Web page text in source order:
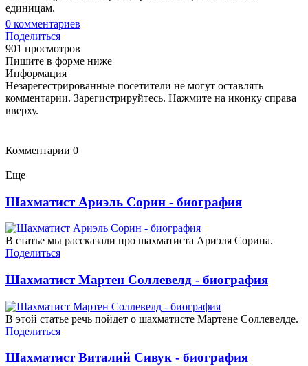
единицам.
0 комментариев
Поделиться
901 просмотров
Пишите в форме ниже
Информация
Незарегестрированные посетители не могут оставлять
комментарии. Зарегистрируйтесь. Нажмите на иконку справа
вверху.
Комментарии 0
Еще
Шахматист Ариэль Сорин - биография
В статье мы рассказали про шахматиста Ариэля Сорина.
Поделиться
Шахматист Мартен Соллевелд - биография
В этой статье речь пойдет о шахматисте Мартене Соллевелде.
Поделиться
Шахматист Виталий Сивук - биография